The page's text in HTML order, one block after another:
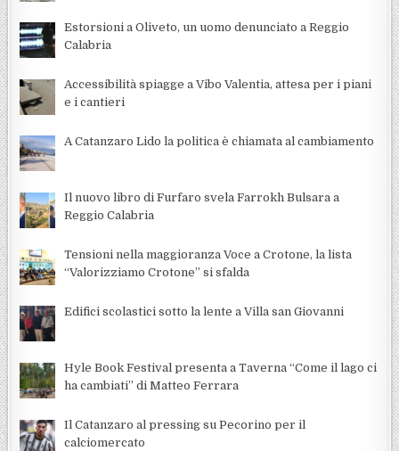
Estorsioni a Oliveto, un uomo denunciato a Reggio
Calabria
Accessibilità spiagge a Vibo Valentia, attesa per i piani
e i cantieri
A Catanzaro Lido la politica è chiamata al cambiamento
Il nuovo libro di Furfaro svela Farrokh Bulsara a
Reggio Calabria
Tensioni nella maggioranza Voce a Crotone, la lista
“Valorizziamo Crotone” si sfalda
Edifici scolastici sotto la lente a Villa san Giovanni
Hyle Book Festival presenta a Taverna “Come il lago ci
ha cambiati” di Matteo Ferrara
Il Catanzaro al pressing su Pecorino per il
calciomercato